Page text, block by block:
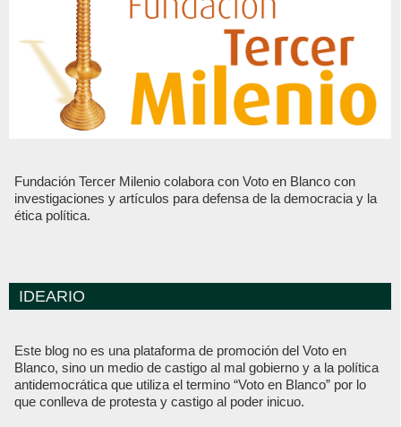
Fundación Tercer Milenio colabora con Voto en Blanco con
investigaciones y artículos para defensa de la democracia y la
ética política.
IDEARIO
Este blog no es una plataforma de promoción del Voto en
Blanco, sino un medio de castigo al mal gobierno y a la política
antidemocrática que utiliza el termino “Voto en Blanco” por lo
que conlleva de protesta y castigo al poder inicuo.